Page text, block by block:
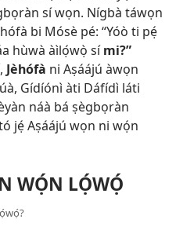
sí wọn. Nígbà táwọn
bi Mósè pé: “Yóò ti pẹ́
hùwà àìlọ́wọ̀ sími?”
Jèhófà ni Aṣáájú àwọn
Gídíónì àti Dáfídì láti
náà bá ṣègbọràn
jẹ́ Aṣáájú wọn ni wọ́n
WỌ́N LỌ́WỌ́